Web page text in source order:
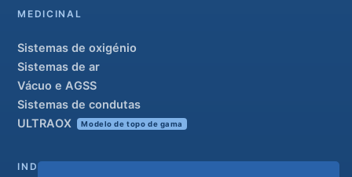
MEDICINAL
Sistemas de oxigénio
Sistemas de ar
Vácuo e AGSS
Sistemas de condutas
ULTRAOX
Modelo de topo de gama
INDUSTRIAL